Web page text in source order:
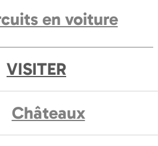
en voiture
VISITER
Châteaux